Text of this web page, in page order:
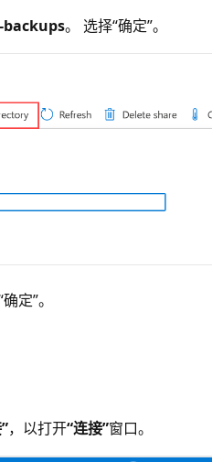
backups。 选择“确定”。
定”。
，以打开“连接”窗口。